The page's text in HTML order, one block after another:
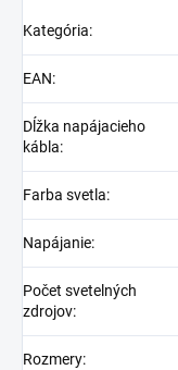
Kategória:
EAN:
Dĺžka napájacieho
kábla:
Farba svetla:
Napájanie:
Počet svetelných
zdrojov:
Rozmery: